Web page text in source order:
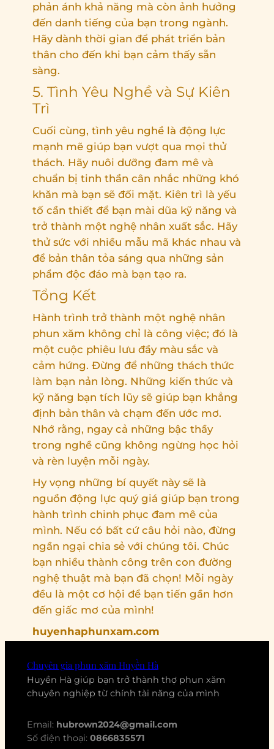
phản ánh khả năng mà còn ảnh hưởng
đến danh tiếng của bạn trong ngành.
Hãy dành thời gian để phát triển bản
thân cho đến khi bạn cảm thấy sẵn
sàng.
5. Tình Yêu Nghề và Sự Kiên
Trì
Cuối cùng, tình yêu nghề là động lực
mạnh mẽ giúp bạn vượt qua mọi thử
thách. Hãy nuôi dưỡng đam mê và
chuẩn bị tinh thần cân nhắc những khó
khăn mà bạn sẽ đối mặt. Kiên trì là yếu
tố cần thiết để bạn mài dũa kỹ năng và
trở thành một nghệ nhân xuất sắc. Hãy
thử sức với nhiều mẫu mã khác nhau và
để bản thân tỏa sáng qua những sản
phẩm độc đáo mà bạn tạo ra.
Tổng Kết
Hành trình trở thành một nghệ nhân
phun xăm không chỉ là công việc; đó là
một cuộc phiêu lưu đầy màu sắc và
cảm hứng. Đừng để những thách thức
làm bạn nản lòng. Những kiến thức và
kỹ năng bạn tích lũy sẽ giúp bạn khẳng
định bản thân và chạm đến ước mơ.
Nhớ rằng, ngay cả những bậc thầy
trong nghề cũng không ngừng học hỏi
và rèn luyện mỗi ngày.
Hy vọng những bí quyết này sẽ là
nguồn động lực quý giá giúp bạn trong
hành trình chinh phục đam mê của
mình. Nếu có bất cứ câu hỏi nào, đừng
ngần ngại chia sẻ với chúng tôi. Chúc
bạn nhiều thành công trên con đường
nghệ thuật mà bạn đã chọn! Mỗi ngày
đều là một cơ hội để bạn tiến gần hơn
đến giấc mơ của mình!
huyenhaphunxam.com
Chuyên gia phun xăm Huyền Hà
Huyền Hà giúp bạn trở thành thợ phun xăm
chuyên nghiệp từ chính tài năng của mình
Email: hubrown2024@gmail.com
Số điện thoại: 0866835571